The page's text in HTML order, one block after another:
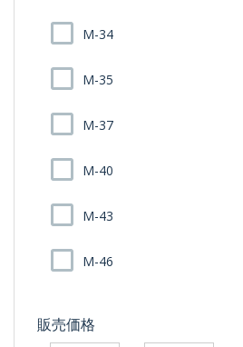
M-34
M-35
M-37
M-40
M-43
M-46
販売価格